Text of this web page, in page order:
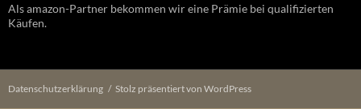
Als amazon-Partner bekommen wir eine Prämie bei qualifizierten
Käufen.
Datenschutzerklärung Stolz präsentiert von WordPress